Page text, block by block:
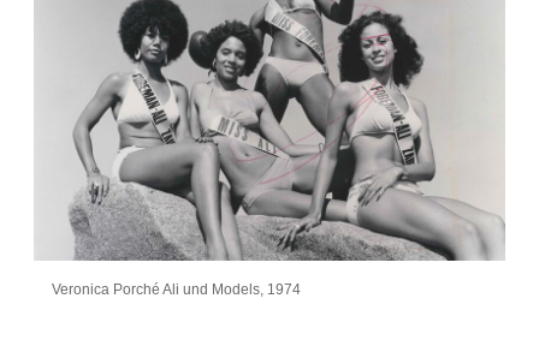
Veronica Porché Ali und Models, 1974